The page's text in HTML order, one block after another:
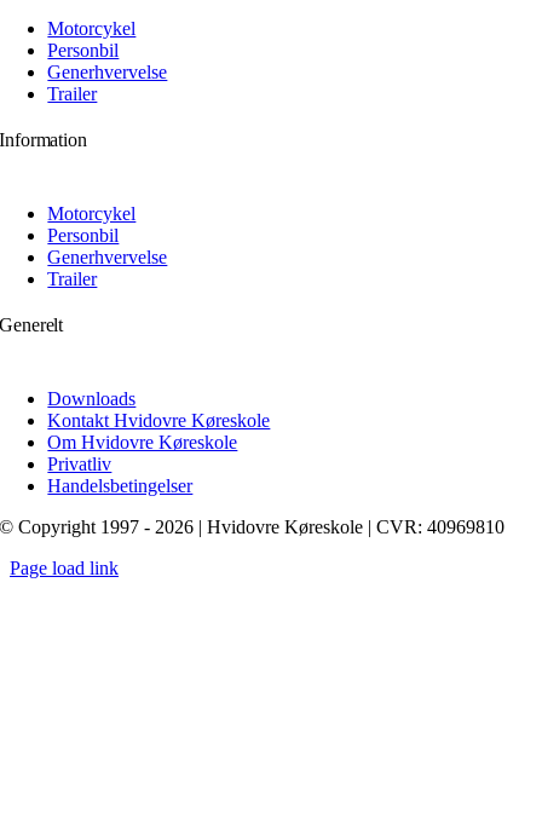
Motorcykel
Personbil
Generhvervelse
Trailer
Information
Motorcykel
Personbil
Generhvervelse
Trailer
Generelt
Downloads
Kontakt Hvidovre Køreskole
Om Hvidovre Køreskole
Privatliv
Handelsbetingelser
© Copyright 1997 - 2026 | Hvidovre Køreskole | CVR: 40969810
Page load link